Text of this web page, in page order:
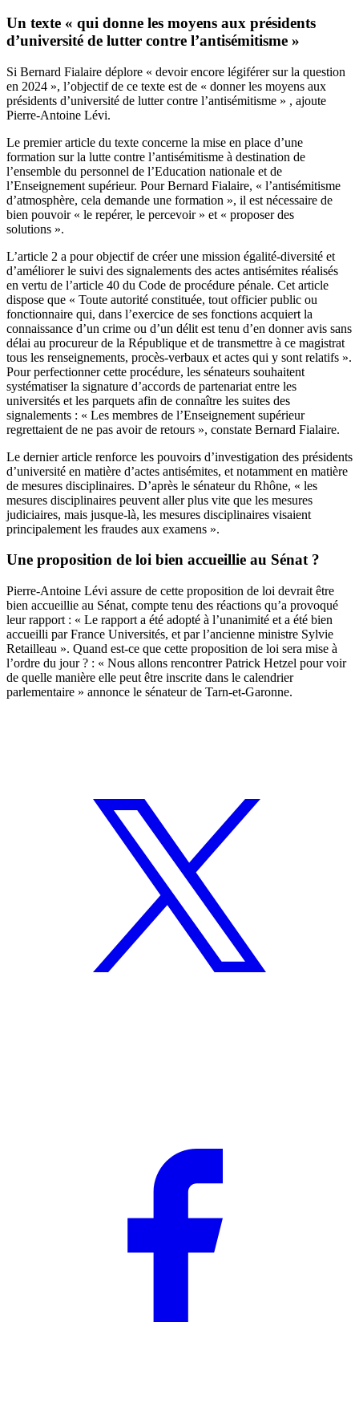
Un texte « qui donne les moyens aux présidents
d’université de lutter contre l’antisémitisme »
Si Bernard Fialaire déplore « devoir encore légiférer sur la question
en 2024 », l’objectif de ce texte est de « donner les moyens aux
présidents d’université de lutter contre l’antisémitisme » , ajoute
Pierre-Antoine Lévi.
Le premier article du texte concerne la mise en place d’une
formation sur la lutte contre l’antisémitisme à destination de
l’ensemble du personnel de l’Education nationale et de
l’Enseignement supérieur. Pour Bernard Fialaire, « l’antisémitisme
d’atmosphère, cela demande une formation », il est nécessaire de
bien pouvoir « le repérer, le percevoir » et « proposer des
solutions ».
L’article 2 a pour objectif de créer une mission égalité-diversité et
d’améliorer le suivi des signalements des actes antisémites réalisés
en vertu de l’article 40 du Code de procédure pénale. Cet article
dispose que « Toute autorité constituée, tout officier public ou
fonctionnaire qui, dans l’exercice de ses fonctions acquiert la
connaissance d’un crime ou d’un délit est tenu d’en donner avis sans
délai au procureur de la République et de transmettre à ce magistrat
tous les renseignements, procès-verbaux et actes qui y sont relatifs ».
Pour perfectionner cette procédure, les sénateurs souhaitent
systématiser la signature d’accords de partenariat entre les
universités et les parquets afin de connaître les suites des
signalements : « Les membres de l’Enseignement supérieur
regrettaient de ne pas avoir de retours », constate Bernard Fialaire.
Le dernier article renforce les pouvoirs d’investigation des présidents
d’université en matière d’actes antisémites, et notamment en matière
de mesures disciplinaires. D’après le sénateur du Rhône, « les
mesures disciplinaires peuvent aller plus vite que les mesures
judiciaires, mais jusque-là, les mesures disciplinaires visaient
principalement les fraudes aux examens ».
Une proposition de loi bien accueillie au Sénat ?
Pierre-Antoine Lévi assure de cette proposition de loi devrait être
bien accueillie au Sénat, compte tenu des réactions qu’a provoqué
leur rapport : « Le rapport a été adopté à l’unanimité et a été bien
accueilli par France Universités, et par l’ancienne ministre Sylvie
Retailleau ». Quand est-ce que cette proposition de loi sera mise à
l’ordre du jour ? : « Nous allons rencontrer Patrick Hetzel pour voir
de quelle manière elle peut être inscrite dans le calendrier
parlementaire » annonce le sénateur de Tarn-et-Garonne.